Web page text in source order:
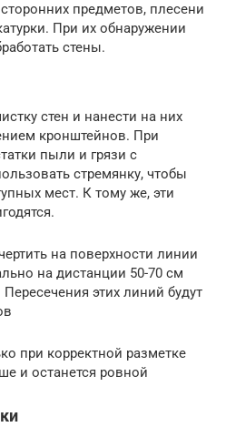
предметов, плесени
При их обнаружении
стены.
стен и нанести на них
кронштейнов. При
пыли и грязи с
стремянку, чтобы
мест. К тому же, эти
на поверхности линии
на дистанции 50-70 см
Пересечения этих линий будут
при корректной разметке
и останется ровной